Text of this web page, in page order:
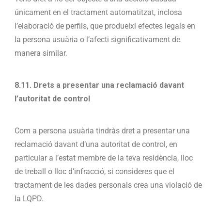
únicament en el tractament automatitzat, inclosa
l’elaboració de perfils, que produeixi efectes legals en
la persona usuària o l’afecti significativament de
manera similar.
8.11. Drets a presentar una reclamació davant
l’autoritat de control
Com a persona usuària tindràs dret a presentar una
reclamació davant d’una autoritat de control, en
particular a l’estat membre de la teva residència, lloc
de treball o lloc d’infracció, si consideres que el
tractament de les dades personals crea una violació de
la LQPD.